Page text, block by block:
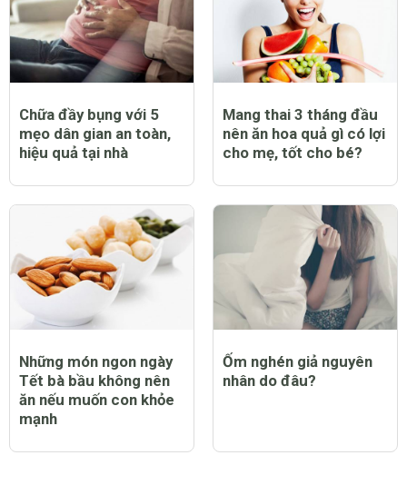
Chữa đầy bụng với 5
mẹo dân gian an toàn,
hiệu quả tại nhà
Mang thai 3 tháng đầu
nên ăn hoa quả gì có lợi
cho mẹ, tốt cho bé?
Những món ngon ngày
Tết bà bầu không nên
ăn nếu muốn con khỏe
mạnh
Ốm nghén giả nguyên
nhân do đâu?